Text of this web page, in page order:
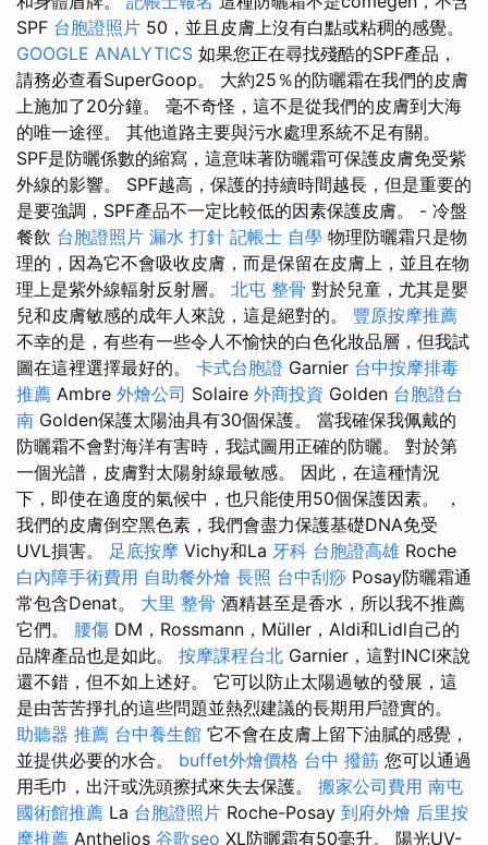
SPF 台胞證照片 50，並且皮膚上沒有白點或粘稠的感覺。
GOOGLE ANALYTICS 如果您正在尋找殘酷的SPF產品，
請務必查看SuperGoop。 大約25％的防曬霜在我們的皮膚
上施加了20分鐘。 毫不奇怪，這不是從我們的皮膚到大海
的唯一途徑。 其他道路主要與污水處理系統不足有關。
SPF是防曬係數的縮寫，這意味著防曬霜可保護皮膚免受紫
外線的影響。 SPF越高，保護的持續時間越長，但是重要的
是要強調，SPF產品不一定比較低的因素保護皮膚。 - 冷盤
餐飲 台胞證照片 漏水 打針 記帳士 自學 物理防曬霜只是物
理的，因為它不會吸收皮膚，而是保留在皮膚上，並且在物
理上是紫外線輻射反射層。 北屯 整骨 對於兒童，尤其是嬰
兒和皮膚敏感的成年人來說，這是絕對的。 豐原按摩推薦
不幸的是，有些有一些令人不愉快的白色化妝品層，但我試
圖在這裡選擇最好的。 卡式台胞證 Garnier 台中按摩排毒
推薦 Ambre 外燴公司 Solaire 外商投資 Golden 台胞證台
南 Golden保護太陽油具有30個保護。 當我確保我佩戴的
防曬霜不會對海洋有害時，我試圖用正確的防曬。 對於第
一個光譜，皮膚對太陽射線最敏感。 因此，在這種情況
下，即使在適度的氣候中，也只能使用50個保護因素。 ，
我們的皮膚倒空黑色素，我們會盡力保護基礎DNA免受
UVL損害。 足底按摩 Vichy和La 牙科 台胞證高雄 Roche
白內障手術費用 自助餐外燴 長照 台中刮痧 Posay防曬霜通
常包含Denat。 大里 整骨 酒精甚至是香水，所以我不推薦
它們。 腰傷 DM，Rossmann，Müller，Aldi和Lidl自己的
品牌產品也是如此。 按摩課程台北 Garnier，這對INCI來說
還不錯，但不如上述好。 它可以防止太陽過敏的發展，這
是由苦苦掙扎的這些問題並熱烈建議的長期用戶證實的。
助聽器 推薦 台中養生館 它不會在皮膚上留下油膩的感覺，
並提供必要的水合。 buffet外燴價格 台中 撥筋 您可以通過
用毛巾，出汗或洗頭擦拭來失去保護。 搬家公司費用 南屯
國術館推薦 La 台胞證照片 Roche-Posay 到府外燴 后里按
摩推薦 Anthelios 谷歌seo XL防曬霜有50毫升。 陽光UV-